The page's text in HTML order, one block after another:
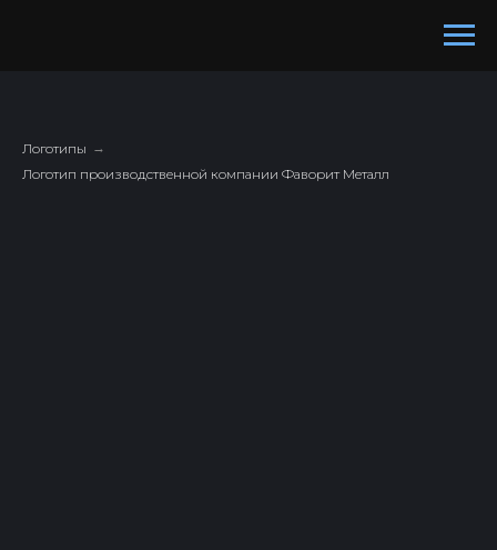
Логотипы →
Логотип производственной компании Фаворит Металл